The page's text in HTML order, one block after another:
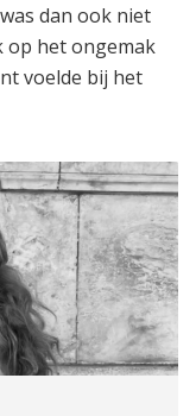
dan ook niet
op het ongemak
voelde bij het